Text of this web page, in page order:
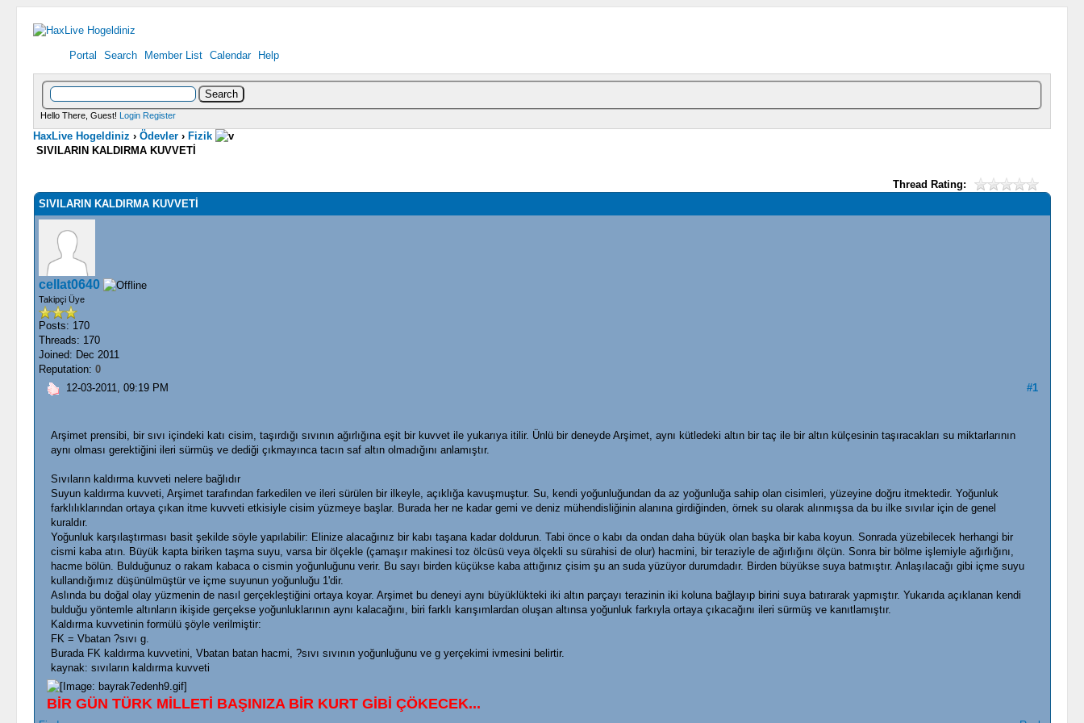
Portal Search Member List Calendar Help
Hello There, Guest! Login Register
HaxLive Hogeldiniz ›Ödevler ›Fizik
SIVILARIN KALDIRMA KUVVETİ
Thread Rating:
SIVILARIN KALDIRMA KUVVETİ
cellat0640
Takipçi Üye
Posts: 170
Threads: 170
Joined: Dec 2011
Reputation: 0
#1
12-03-2011, 09:19 PM
Arşimet prensibi, bir sıvı içindeki katı cisim, taşırdığı sıvının ağırlığına eşit bir kuvvet ile yukarıya itilir. Ünlü bir deneyde Arşimet, aynı kütledeki altın bir taç ile bir altın külçesinin taşıracakları su miktarlarının
aynı olması gerektiğini ileri sürmüş ve dediği çıkmayınca tacın saf altın olmadığını anlamıştır.
Sıvıların kaldırma kuvveti nelere bağlıdır
Suyun kaldırma kuvveti, Arşimet tarafından farkedilen ve ileri sürülen bir ilkeyle, açıklığa kavuşmuştur. Su, kendi yoğunluğundan da az yoğunluğa sahip olan cisimleri, yüzeyine doğru itmektedir. Yoğunluk
farklılıklarından ortaya çıkan itme kuvveti etkisiyle cisim yüzmeye başlar. Burada her ne kadar gemi ve deniz mühendisliğinin alanına girdiğinden, örnek su olarak alınmışsa da bu ilke sıvılar için de genel
kuraldır.
Yoğunluk karşılaştırması basit şekilde söyle yapılabilir: Elinize alacağınız bir kabı taşana kadar doldurun. Tabi önce o kabı da ondan daha büyük olan başka bir kaba koyun. Sonrada yüzebilecek herhangi bir
cismi kaba atın. Büyük kapta biriken taşma suyu, varsa bir ölçekle (çamaşır makinesi toz ölcüsü veya ölçekli su sürahisi de olur) hacmini, bir teraziyle de ağırlığını ölçün. Sonra bir bölme işlemiyle ağırlığını,
hacme bölün. Bulduğunuz o rakam kabaca o cismin yoğunluğunu verir. Bu sayı birden küçükse kaba attığınız çisim şu an suda yüzüyor durumdadır. Birden büyükse suya batmıştır. Anlaşılacağı gibi içme suyu
kullandığımız düşünülmüştür ve içme suyunun yoğunluğu 1'dir.
Aslında bu doğal olay yüzmenin de nasıl gerçekleştiğini ortaya koyar. Arşimet bu deneyi aynı büyüklükteki iki altın parçayı terazinin iki koluna bağlayıp birini suya batırarak yapmıştır. Yukarıda açıklanan kendi
bulduğu yöntemle altınların ikişide gerçekse yoğunluklarının aynı kalacağını, biri farklı karışımlardan oluşan altınsa yoğunluk farkıyla ortaya çıkacağını ileri sürmüş ve kanıtlamıştır.
Kaldırma kuvvetinin formülü şöyle verilmiştir:
FK = Vbatan ?sıvı g.
Burada FK kaldırma kuvvetini, Vbatan batan hacmi, ?sıvı sıvının yoğunluğunu ve g yerçekimi ivmesini belirtir.
kaynak: sıvıların kaldırma kuvveti
BİR GÜN TÜRK MİLLETİ BAŞINIZA BİR KURT GİBİ ÇÖKECEK...